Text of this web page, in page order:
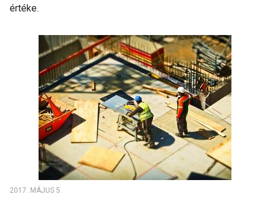
értéke.
2017. MÁJUS 5.